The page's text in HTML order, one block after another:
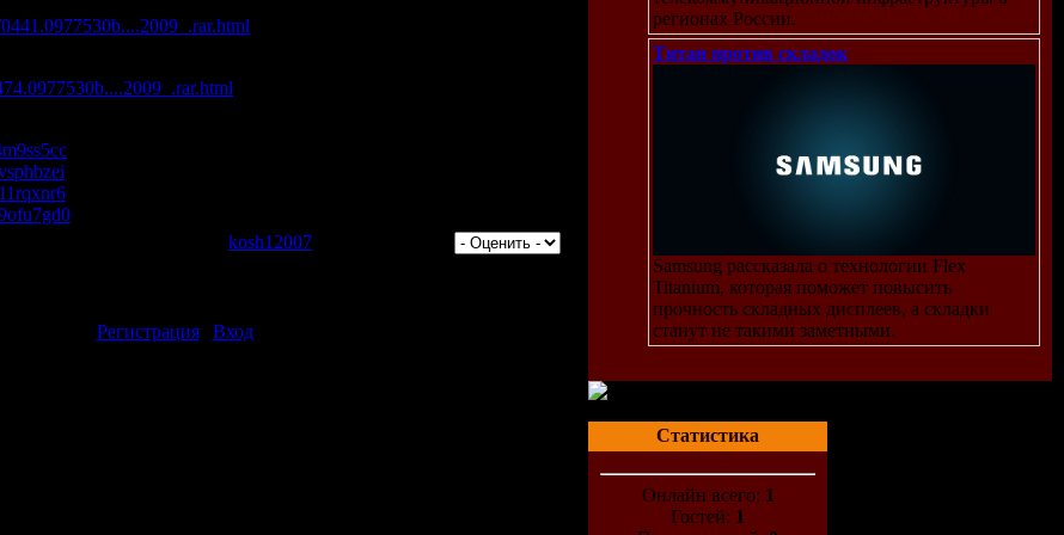
kosh12007
Регистрация| Вход]
регионах России.
Титан против складок
Samsung рассказала о технологии Flex
Titanium, которая поможет повысить
прочность складных дисплеев, а складки
станут не такими заметными.
Статистика
Онлайн всего: 1
Гостей: 1